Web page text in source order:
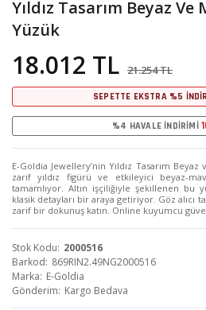
Yıldız Tasarım Beyaz Ve
Yüzük
18.012 TL 21.254 TL
SEPETTE EKSTRA %5
%4 HAVALE İNDİRİMİ
E-Goldia Jewellery’nin Yıldız Tasarım
zarif yıldız figürü ve etkileyici beyaz-
tamamlıyor. Altın işçiliğiyle şekillenen
klasik detayları bir araya getiriyor. Göz alıcı
zarif bir dokunuş katın. Online kuyumcu
Stok Kodu 2000516
Barkod 869RIN2.49NG2000516
Marka E-Goldia
Gönderim Kargo Bedava